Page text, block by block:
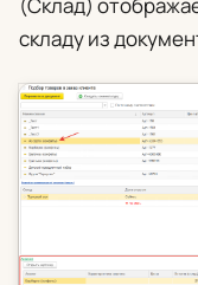
складу из